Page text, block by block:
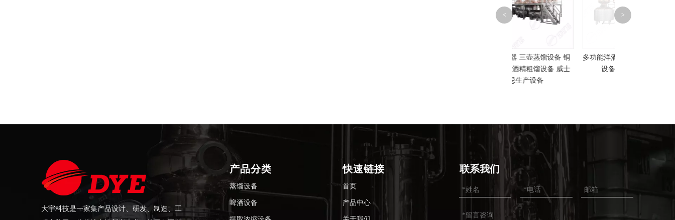
多功能洋酒蒸馏设备 金酒酿造
设备定制产家发货
糖化系统糖化罐
< >
大宇科技是一家集产品设计、研发、制造、工
产品分类
蒸馏设备
啤酒设备
快速链接
首页
产品中心
联系我们